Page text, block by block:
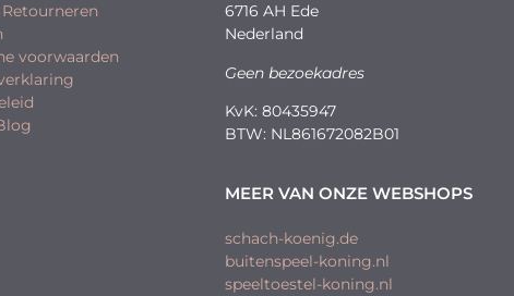
voorwaarden
6716 AH Ede
Nederland
Geen bezoekadres
KvK: 80435947
BTW: NL861672082B01
MEER VAN ONZE WEBSHOPS
schach-koenig.de
buitenspeel-koning.nl
speeltoestel-koning.nl